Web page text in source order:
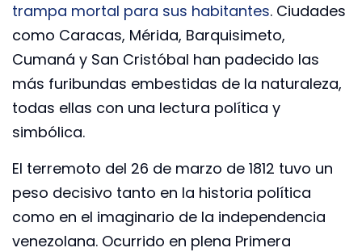
trampa mortal para sus habitantes. Ciudades
como Caracas, Mérida, Barquisimeto,
Cumaná y San Cristóbal han padecido las
más furibundas embestidas de la naturaleza,
todas ellas con una lectura política y
simbólica.
El terremoto del 26 de marzo de 1812 tuvo un
peso decisivo tanto en la historia política
como en el imaginario de la independencia
venezolana. Ocurrido en plena Primera